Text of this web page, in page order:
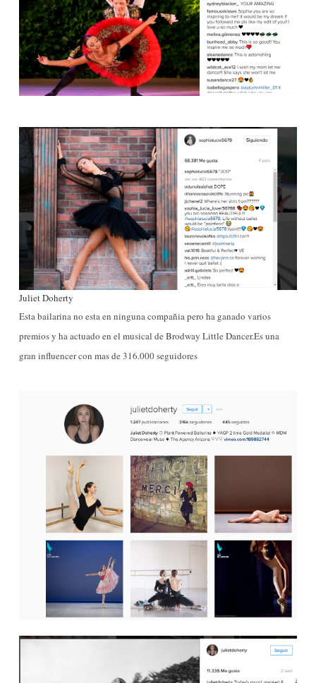
Juliet Doherty
Esta bailarina no esta en ninguna compañia pero ha ganado varios
premios y ha actuado en el musical de Brodway Little Dancer.Es una
gran influencer con mas de 316.000 seguidores